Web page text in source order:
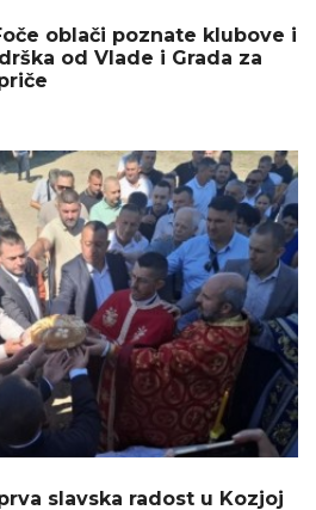
oblači poznate klubove i
od Vlade i Grada za
slavska radost u Kozjoj